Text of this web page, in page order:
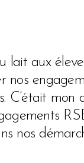
aux
nos
C’était
nos